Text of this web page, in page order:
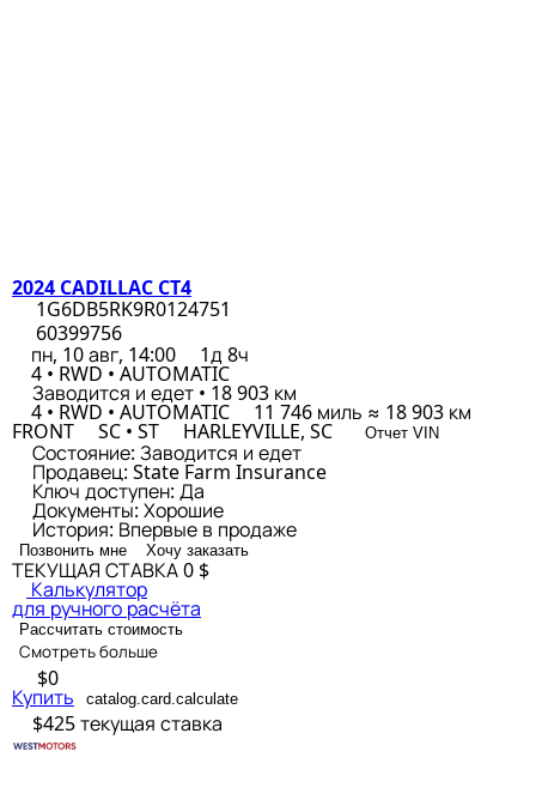
2024 CADILLAC CT4
1G6DB5RK9R0124751
60399756
пн, 10 авг, 14:00
1д 8ч
4 • RWD • AUTOMATIC
Заводится и едет • 18 903 км
4 • RWD • AUTOMATIC 11 746 миль ≈ 18 903 км
FRONT SC • ST HARLEYVILLE, SC Отчет VIN
Состояние: Заводится и едет
Продавец: State Farm Insurance
Ключ доступен: Да
Документы: Хорошие
История: Впервые в продаже
Позвонить мне Хочу заказать
ТЕКУЩАЯ СТАВКА0 $
Калькулятор
для ручного расчёта
Рассчитать стоимость
Смотреть больше
$0
Купить catalog.card.calculate
$425текущая ставка